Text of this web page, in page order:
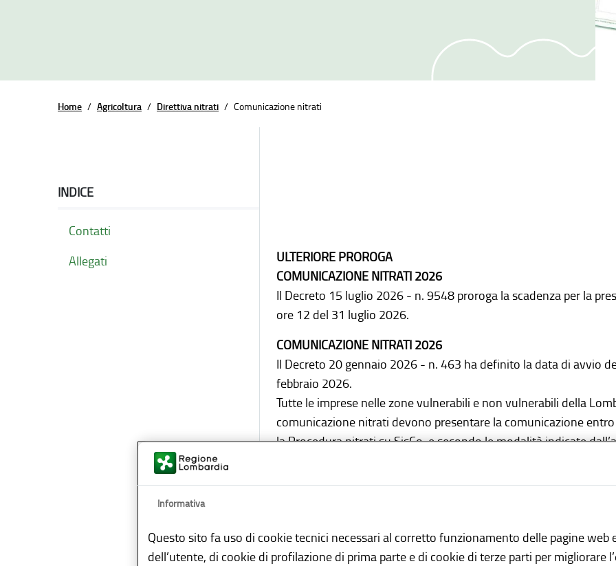
Home / Agricoltura / Direttiva nitrati / Comunicazione nitrati
INDICE
Contatti
Allegati
ULTERIORE PROROGA
COMUNICAZIONE NITRATI 2026
Il Decreto 15 luglio 2026 - n. 9548 proroga la scadenza per la
ore 12 del 31 luglio 2026.
COMUNICAZIONE NITRATI 2026
Il Decreto 20 gennaio 2026 - n. 463 ha definito la data di avvio
febbraio 2026.
Tutte le imprese nelle zone vulnerabili e non vulnerabili della
comunicazione nitrati devono presentare la comunicazione
la Procedura nitrati su SisCo. e secondo le modalità indicate
Informativa
Questo sito fa uso di cookie tecnici necessari al corretto funzionamento delle pagine web
dell’utente, di cookie di profilazione di prima parte e di cookie di terze parti per migliorare